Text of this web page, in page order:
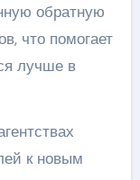
обратную
что помогает
лучше в
к новым